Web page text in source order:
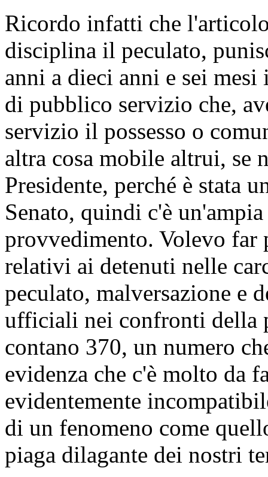
Ricordo infatti che
disciplina il peculato,
anni a dieci anni e sei
di pubblico servizio che,
servizio il possesso o
altra cosa mobile altrui, se
Presidente, perché è stata
Senato, quindi c'è
provvedimento. Volevo far
relativi ai detenuti nelle
peculato, malversazione
ufficiali nei confronti della
contano 370, un numero
evidenza che c'è molto da
evidentemente
di un fenomeno come
piaga dilagante dei nostri